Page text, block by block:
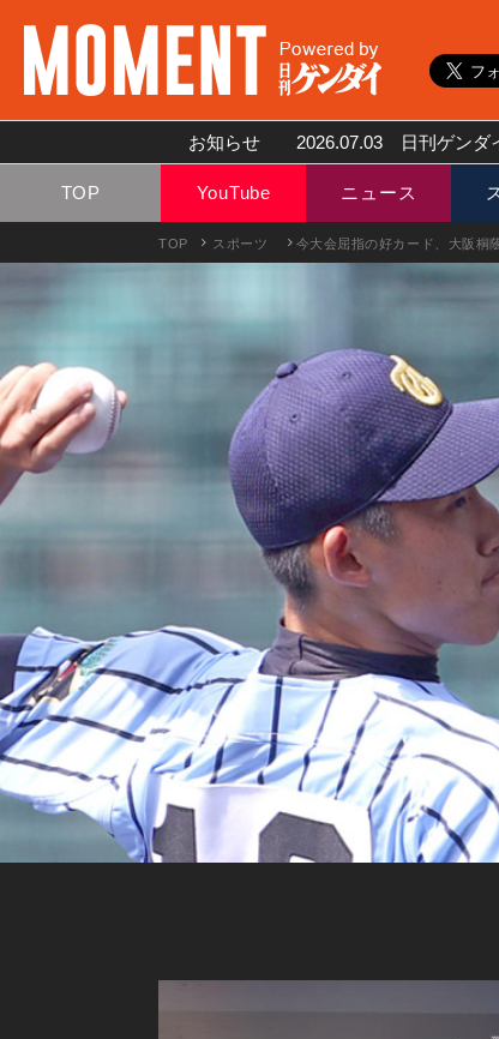
お知らせ 2026.07.03 日刊ゲンダ
TOP YouTube ニュース
TOP スポーツ 今大会屈指の好カード、大阪桐